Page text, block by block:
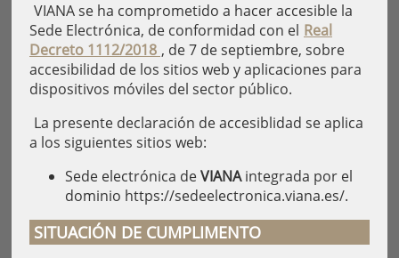
VIANA se ha comprometido a hacer accesible la
Sede Electrónica, de conformidad con el Real
Decreto 1112/2018 , de 7 de septiembre, sobre
accesibilidad de los sitios web y aplicaciones para
dispositivos móviles del sector público.
La presente declaración de accesiblidad se aplica
a los siguientes sitios web:
Sede electrónica deVIANAintegrada por el
dominio https://sedeelectronica.viana.es/.
SITUACIÓN DE CUMPLIMENTO